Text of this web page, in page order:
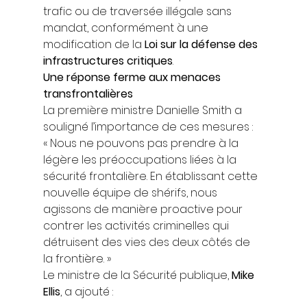
trafic ou de traversée illégale sans
mandat, conformément à une
modification de la Loi sur la défense des
infrastructures critiques.
Une réponse ferme aux menaces
transfrontalières
La première ministre Danielle Smith a
souligné l’importance de ces mesures :
« Nous ne pouvons pas prendre à la
légère les préoccupations liées à la
sécurité frontalière. En établissant cette
nouvelle équipe de shérifs, nous
agissons de manière proactive pour
contrer les activités criminelles qui
détruisent des vies des deux côtés de
la frontière. »
Le ministre de la Sécurité publique, Mike
Ellis, a ajouté :